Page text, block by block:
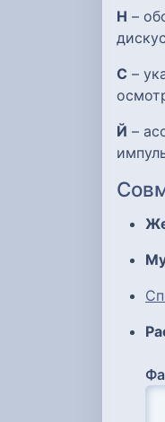
Н –
С –
Й –